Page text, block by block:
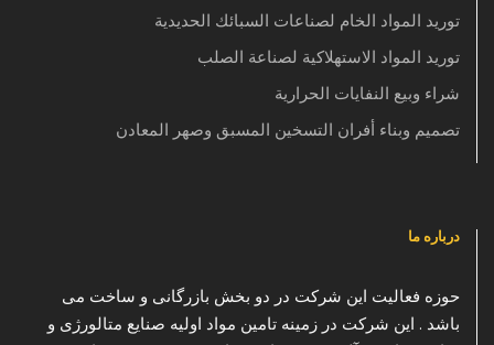
توريد المواد الخام لصناعات السبائك الحديدية
توريد المواد الاستهلاكية لصناعة الصلب
شراء وبيع النفايات الحرارية
تصميم وبناء أفران التسخين المسبق وصهر المعادن
درباره ما
حوزه فعالیت این شرکت در دو بخش بازرگانی و ساخت می
باشد . این شرکت در زمینه تامین مواد اولیه صنایع متالورژی و